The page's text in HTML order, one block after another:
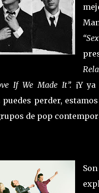
If We Made It”. ¡Y
perder,
de pop